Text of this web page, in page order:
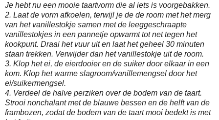
Je hebt nu een mooie taartvorm die al iets is voorgebakken.
2. Laat de vorm afkoelen, terwijl je de de room met het merg
van het vanillestokje samen met de leeggeschraapte
vanillestokjes in een pannetje opwarmt tot net tegen het
kookpunt. Draai het vuur uit en laat het geheel 30 minuten
staan trekken. Verwijder dan het vanillestokje uit de room.
3. Klop het ei, de eierdooier en de suiker door elkaar in een
kom. Klop het warme slagroom/vanillemengsel door het
ei/suikermengsel.
4. Verdeel de halve perziken over de bodem van de taart.
Strooi nonchalant met de blauwe bessen en de helft van de
frambozen, zodat de bodem van de taart mooi bedekt is met